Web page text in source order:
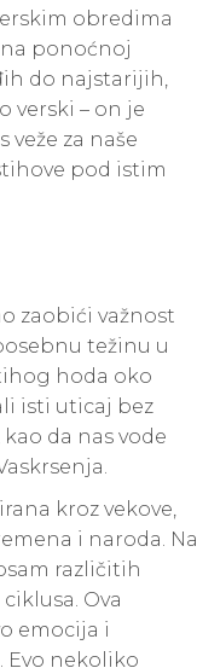
obredima
na ponoćnoj
do najstarijih,
verski – on je
za naše
pod istim
zaobići važnost
težinu u
hoda oko
isti uticaj bez
da nas vode
kroz vekove,
i naroda. Na
različitih
Ova
emocija i
Evo nekoliko